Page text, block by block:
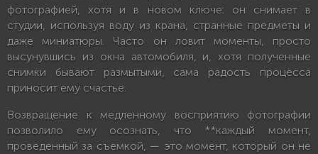
фотографией, хотя и в новом ключе: он снимает в
студии, используя воду из крана, странные предметы и
даже миниатюры. Часто он ловит моменты, просто
высунувшись из окна автомобиля, и, хотя полученные
снимки бывают размытыми, сама радость процесса
приносит ему счастье.
Возвращение к медленному восприятию фотографии
позволило ему осознать, что **каждый момент,
проведенный за съемкой, — это момент, который он не